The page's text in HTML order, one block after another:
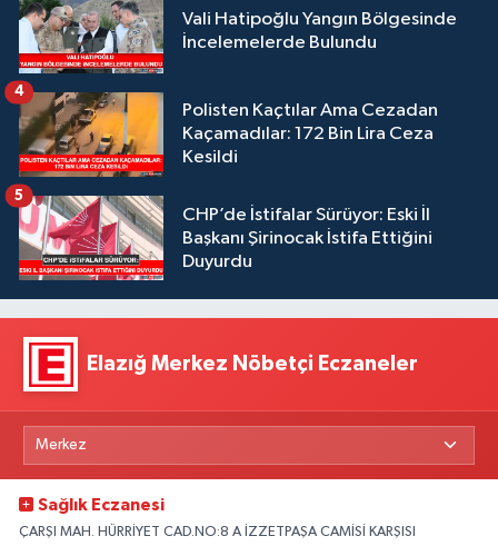
Vali Hatipoğlu Yangın Bölgesinde
İncelemelerde Bulundu
Polisten Kaçtılar Ama Cezadan
Kaçamadılar: 172 Bin Lira Ceza
Kesildi
4
CHP’de İstifalar Sürüyor: Eski İl
Başkanı Şirinocak İstifa Ettiğini
Duyurdu
5
Elazığ Merkez Nöbetçi Eczaneler
Sağlık Eczanesi
ÇARŞI MAH. HÜRRİYET CAD.NO:8 A İZZETPAŞA CAMİSİ KARŞISI